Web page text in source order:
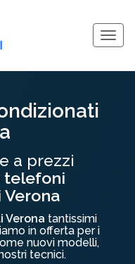
a prezzi
telefoni
Verona tantissimi
in offerta per i
nuovi modelli,
tecnici.